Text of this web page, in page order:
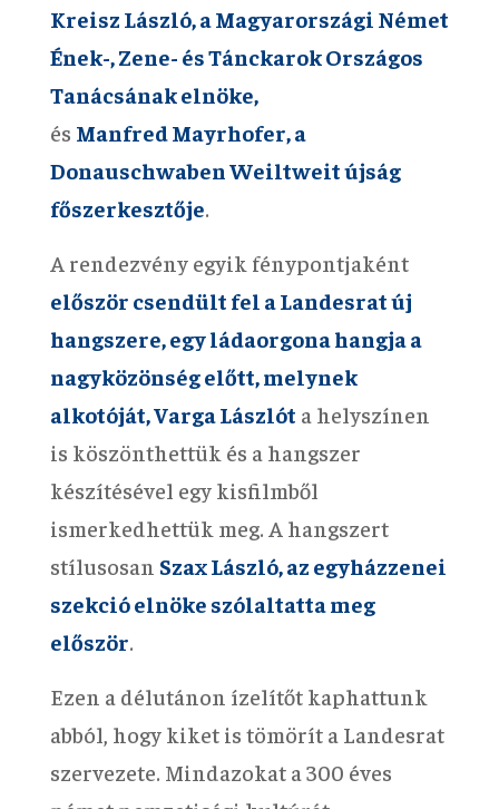
Kreisz László, a Magyarországi Német
Ének-, Zene- és Tánckarok Országos
Tanácsának elnöke,
és Manfred Mayrhofer, a
Donauschwaben Weiltweit újság
főszerkesztője.
A rendezvény egyik fénypontjaként
először csendült fel a Landesrat új
hangszere, egy ládaorgona hangja a
nagyközönség előtt, melynek
alkotóját, Varga Lászlót a helyszínen
is köszönthettük és a hangszer
készítésével egy kisfilmből
ismerkedhettük meg. A hangszert
stílusosan Szax László, az egyházzenei
szekció elnöke szólaltatta meg
először.
Ezen a délutánon ízelítőt kaphattunk
abból, hogy kiket is tömörít a Landesrat
szervezete. Mindazokat a 300 éves